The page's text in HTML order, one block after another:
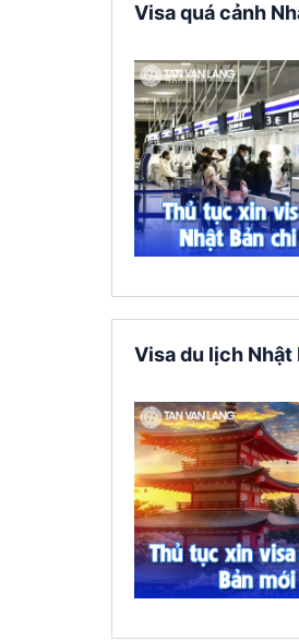
Visa quá cảnh
Visa du lịch Nhật